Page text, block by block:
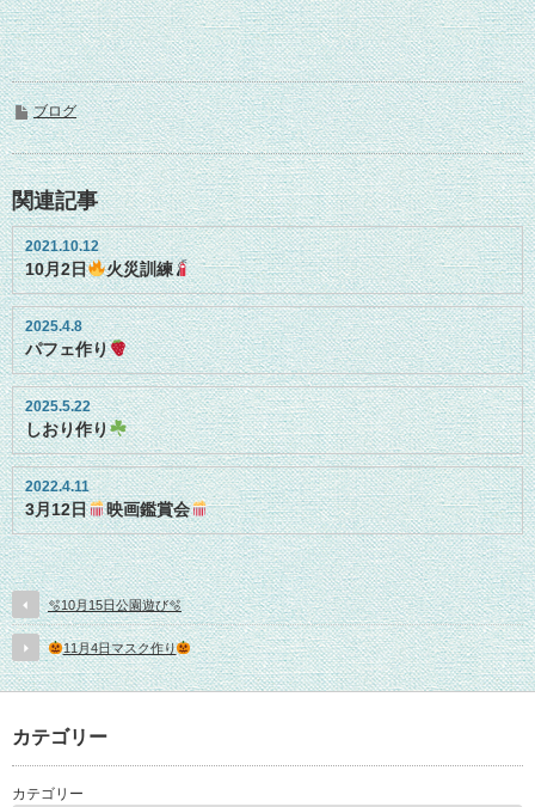
ブログ
関連記事
2021.10.12
10月2日 火災訓練
2025.4.8
パフェ作り
2025.5.22
しおり作り
2022.4.11
3月12日 映画鑑賞会
🫧10月15日公園遊び🫧
11月4日マスク作り
カテゴリー
カテゴリー